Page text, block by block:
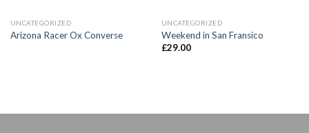
UNCATEGORIZED
Arizona Racer Ox Converse
UNCATEGORIZED
Weekend in San Fransico
£29.00